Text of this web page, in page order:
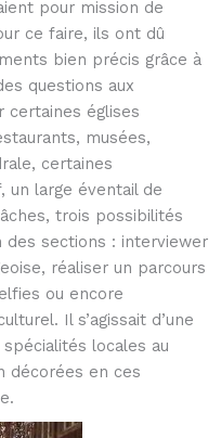
pour mission de
ce faire, ils ont dû
bien précis grâce à
questions aux
certaines églises
musées,
certaines
un large éventail de
trois possibilités
sections : interviewer
réaliser un parcours
ou encore
Il s’agissait d’une
locales au
décorées en ces